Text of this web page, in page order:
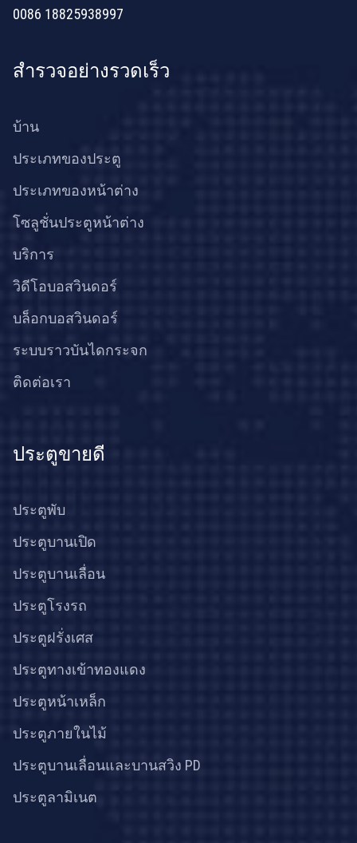
0086 18825938997
สำรวจอย่างรวดเร็ว
บ้าน
ประเภทของประตู
ประเภทของหน้าต่าง
โซลูชั่นประตูหน้าต่าง
บริการ
วิดีโอบอสวินดอร์
บล็อกบอสวินดอร์
ระบบราวบันไดกระจก
ติดต่อเรา
ประตูขายดี
ประตูพับ
ประตูบานเปิด
ประตูบานเลื่อน
ประตูโรงรถ
ประตูฝรั่งเศส
ประตูทางเข้าทองแดง
ประตูหน้าเหล็ก
ประตูภายในไม้
ประตูบานเลื่อนและบานสวิง PD
ประตูลามิเนต